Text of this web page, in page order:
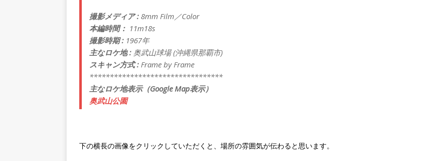
撮影メディア : 8mm Film／Color
本編時間： 11m18s
撮影時期 : 1967年
主なロケ地 : 奥武山球場 (沖縄県那覇市)
スキャン方式 : Frame by Frame
*********************************
主なロケ地表示（Google Map表示）
奥武山公園
下の横長の画像をクリックしていただくと、場所の雰囲気が伝わると思います。